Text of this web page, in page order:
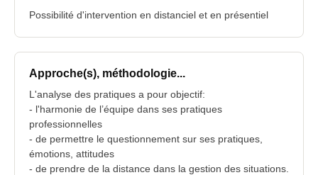
Possibilité d'intervention en distanciel et en présentiel
Approche(s), méthodologie...
L'analyse des pratiques a pour objectif:
- l'harmonie de l’équipe dans ses pratiques
professionnelles
- de permettre le questionnement sur ses pratiques,
émotions, attitudes
- de prendre de la distance dans la gestion des situations.